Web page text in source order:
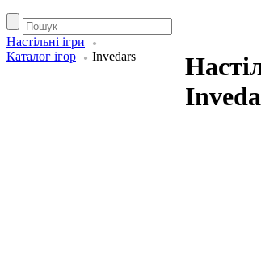
Настільні ігри
Каталог ігор
Invedars